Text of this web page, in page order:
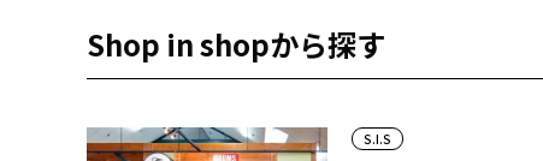
Shop in shopから探す
S.I.S